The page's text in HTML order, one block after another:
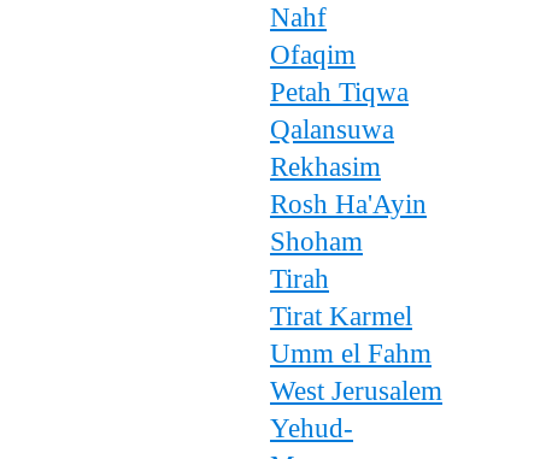
Nahf
Ofaqim
Petah Tiqwa
Qalansuwa
Rekhasim
Rosh Ha'Ayin
Shoham
Tirah
Tirat Karmel
Umm el Fahm
West Jerusalem
Yehud-